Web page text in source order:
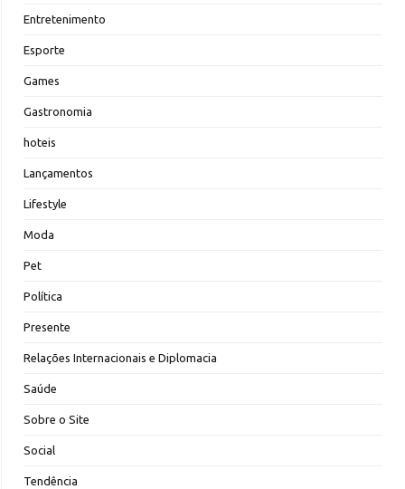
Entretenimento
Esporte
Games
Gastronomia
hoteis
Lançamentos
Lifestyle
Moda
Pet
Política
Presente
Relações Internacionais e Diplomacia
Saúde
Sobre o Site
Social
Tendência